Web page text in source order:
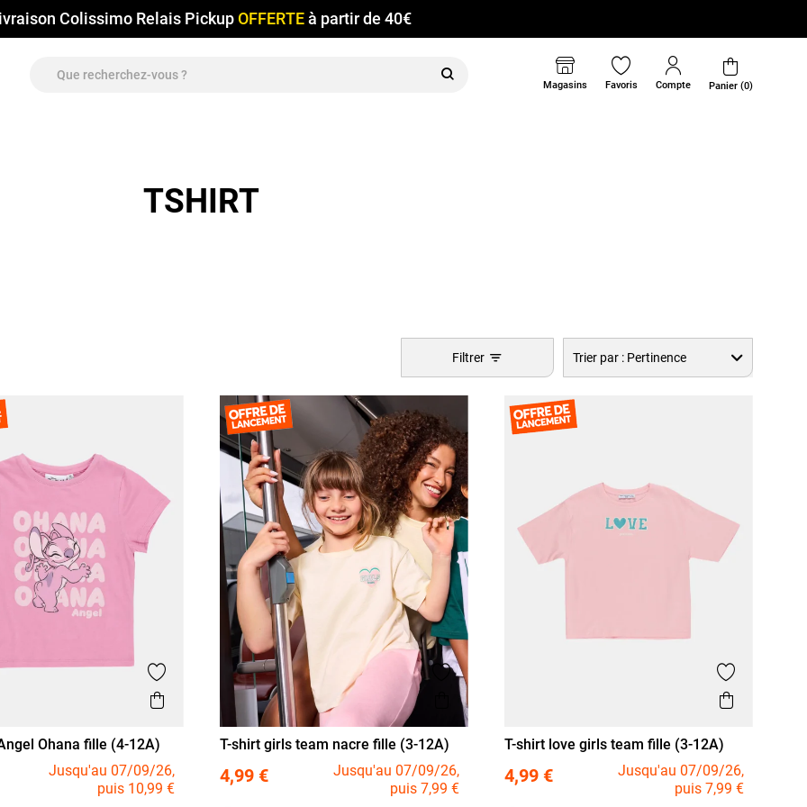
Colissimo Relais Pickup OFFERTEà partir de 40€
Magasins Favoris Compte Panier (0)
TSHIRT
Filtrer Trier par :Pertinence
Ajouter aux favoris
Aperçu rapide
8 A 10 A 12 A
Ohana fille (4-12A)
Jusqu'au 07/09/26,
puis 10,99 €
Ajouter aux favoris
Aperçu rapide
3 A 4 A 5 A 6 A 8 A 10 A
T-shirt girls team nacre fille (3-12A)
4,99 €
Jusqu'au 07/09/26,
puis 7,99 €
Ajouter
Aperçu
3 A 4 A 5 A 6 A 8 A 10 A
T-shirt love girls team fille (3-12A)
4,99 €
Jusqu'au 07/09/26,
puis 7,99 €